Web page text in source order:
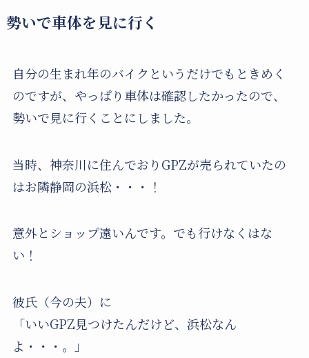
勢いで車体を見に行く
自分の生まれ年のバイクというだけでもときめく
のですが、やっぱり車体は確認したかったので、
勢いで見に行くことにしました。
当時、神奈川に住んでおりGPZが売られていたの
はお隣静岡の浜松・・・！
意外とショップ遠いんです。でも行けなくはな
い！
彼氏（今の夫）に
「いいGPZ見つけたんだけど、浜松なん
よ・・・。」